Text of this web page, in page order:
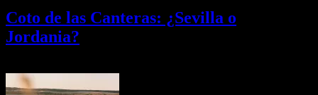
Coto de las Canteras: ¿Sevilla o
Jordania?